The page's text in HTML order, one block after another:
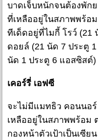
บาดเจ็บหนักจนต้องพัก
ที่เหลืออยู่ในสภาพพร้อ
ทีเด็ดอยู่ที่ไมกี้ โรว์ (21
ดอยล์ (21 นัด 7 ประตู
นัด 1 ประตู 6 แอสซิสต์)
เคอร์รี่ เอฟซี
จะไม่มีแมทธิว คอนนอ
เหลืออยู่ในสภาพพร้อม
กองหน้าตัวเป้าเป็นเซีย